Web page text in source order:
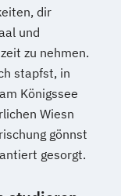
dir
und
zu nehmen.
stapfst, in
Königssee
Wiesn
gönnst
gesorgt.